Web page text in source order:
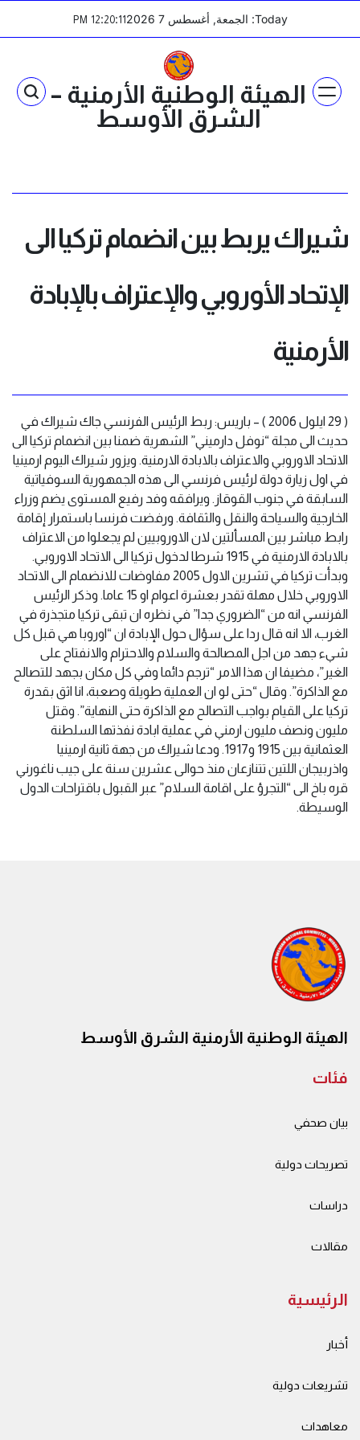
Today: الجمعة, أغسطس 7 2026 12:20:11
PM
الهيئة الوطنية الأرمنية –
الشرق الأوسط
شيراك يربط بين انضمام تركيا الى
الإتحاد الأوروبي والإعتراف بالإبادة
الأرمنية
( 29 ايلول 2006 ) – باريس: ربط الرئيس الفرنسي جاك شيراك في
حديث الى مجلة “نوفل دارميني” الشهرية ضمنا بين انضمام تركيا الى
الاتحاد الاوروبي والاعتراف بالابادة الارمنية. ويزور شيراك اليوم ارمينيا
في اول زيارة دولة لرئيس فرنسي الى هذه الجمهورية السوفياتية
السابقة في جنوب القوقاز. ويرافقه وفد رفيع المستوى يضم وزراء
الخارجية والسياحة والنقل والثقافة. ورفضت فرنسا باستمرار إقامة
رابط مباشر بين المسألتين لان الاوروبيين لم يجعلوا من الاعتراف
بالابادة الارمنية في 1915 شرطا لدخول تركيا الى الاتحاد الاوروبي.
وبدأت تركيا في تشرين الاول 2005 مفاوضات للانضمام الى الاتحاد
الاوروبي خلال مهلة تقدر بعشرة اعوام او 15 عاما. وذكر الرئيس
الفرنسي انه من “الضروري جدا” في نظره ان تبقى تركيا متجذرة في
الغرب، الا انه قال ردا على سؤال حول الإبادة ان “اوروبا هي قبل كل
شيء جهد من اجل المصالحة والسلام والاحترام والانفتاح على
الغير”، مضيفا ان هذا الامر “ترجم دائما وفي كل مكان بجهد للتصالح
مع الذاكرة”. وقال “حتى لو ان العملية طويلة وصعبة، انا اثق بقدرة
تركيا على القيام بواجب التصالح مع الذاكرة حتى النهاية”. وقتل
مليون ونصف مليون ارمني في عملية ابادة نفذتها السلطنة
العثمانية بين 1915 و1917. ودعا شيراك من جهة ثانية ارمينيا
واذربيجان اللتين تتنازعان منذ حوالى عشرين سنة على جيب ناغورني
قره باخ الى “التجرؤ على اقامة السلام” عبر القبول باقتراحات الدول
الوسيطة.
الهيئة الوطنية الأرمنية الشرق الأوسط
فئات
بيان صحفي
تصريحات دولية
دراسات
مقالات
الرئيسية
أخبار
تشريعات دولية
معاهدات